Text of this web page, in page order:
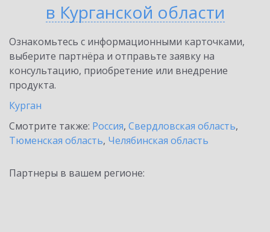
в Курганской области
Ознакомьтесь с информационными карточками,
выберите партнёра и отправьте заявку на
консультацию, приобретение или внедрение
продукта.
Курган
Смотрите также: Россия, Свердловская область,
Тюменская область, Челябинская область
Партнеры в вашем регионе: